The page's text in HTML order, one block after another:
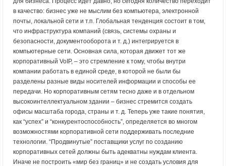
в качество: бизнес уже не мыслим без компьютера, электронной
почты, локальной сети и т.п. Глобальная тенденция состоит в том,
что инфраструктура компаний (связь, системы охраны и
безопасности, документооборота и т. д.) интегрируется в
компьютерные сети. Основная сила, которая движет тот же
корпоративный VoIP, – это стремление к тому, чтобы внутри
компании работать в единой среде, в которой не были бы
разделены разные виды носителей информации и способы ее
передачи. Но корпоративным сетям тесно даже и в отдельном
высокоинтеллектуальном здании – бизнес стремится создать
офисы масштаба города, страны и т. д. Теперь уже такие понятия,
как “успех” и “конкурентоспособность”, определяется во многом
возможностями корпоративной сети поддерживать последние
технологии. “Продвинутые” поставщики услуг по созданию
корпоративных сетей должны быть адекватны нуждам клиента.
Иначе не построить «мир без границ» и не создать условия для